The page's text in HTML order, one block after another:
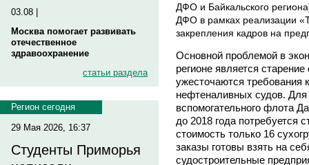
03.08 |
Москва помогает развивать
отечественное
здравоохранение
статьи раздела
Регион сегодня
29 Мая 2026, 16:37
Студенты Приморья
ДФО и Байкальского
ДФО в рамках реализации
закрепления кадров на
Основной проблемой в
регионе является
ужесточаются требования
нефтеналивных судов. Для
вспомогательного флота
до 2018 года потребуется
стоимость только 16
заказы готовы взять на
судостроительные